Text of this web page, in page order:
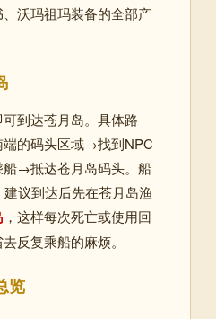
沃玛祖玛装备的全部产
到达苍月岛。具体路
的码头区域→找到NPC
→抵达苍月岛码头。船
议到达后先在苍月岛渔
，这样每次死亡或使用回
反复乘船的麻烦。
览